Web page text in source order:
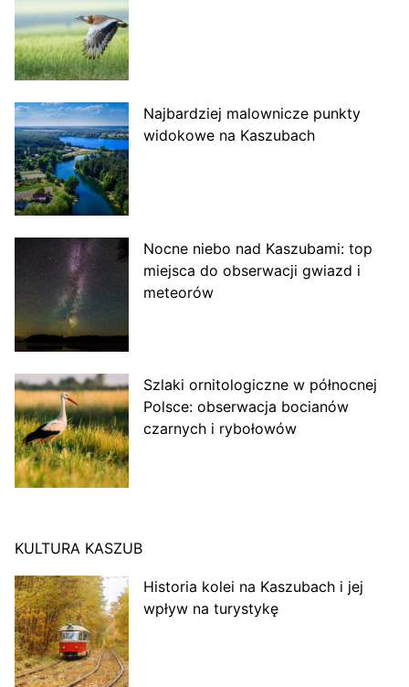
Najbardziej malownicze punkty
widokowe na Kaszubach
Nocne niebo nad Kaszubami: top
miejsca do obserwacji gwiazd i
meteorów
Szlaki ornitologiczne w północnej
Polsce: obserwacja bocianów
czarnych i rybołowów
KULTURA KASZUB
Historia kolei na Kaszubach i jej
wpływ na turystykę